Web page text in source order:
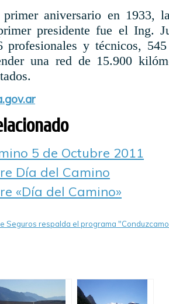
aniversario en 1933,
presidente fue el Ing.
profesionales y técnicos,
una red de 15.900
5 de Octubre 2011
Día del Camino
«Día del Camino»
Seguros respalda el programa